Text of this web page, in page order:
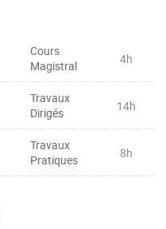
Cours
Magistral
4h
Travaux
Dirigés
14h
Travaux
Pratiques
8h